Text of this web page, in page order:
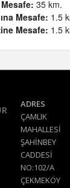
35 km.
Mesafe: 1.5
Mesafe: 1.5
ADRES
ÇAMLIK
MAHALLESİ
ŞAHİNBEY
CADDESİ
NO:102/A
ÇEKMEKÖY